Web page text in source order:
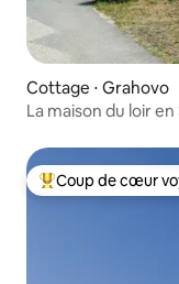
Cottage ⋅ Grahovo
La maison du loir en
Coups de cœur
Coup de cœur